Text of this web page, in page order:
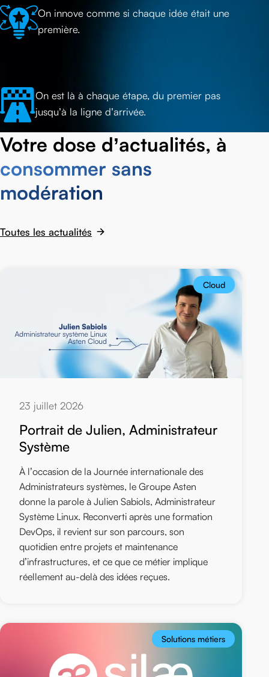
On innove comme si chaque idée était une
première.
On est là à chaque étape, du premier pas
jusqu’à la ligne d’arrivée.
Votre dose d’actualités, à
consommer sans
modération
Toutes les actualités
Cloud
23 juillet 2026
Portrait de Julien, Administrateur
Système
À l’occasion de la Journée internationale des
Administrateurs systèmes, le Groupe Asten
donne la parole à Julien Sabiols, Administrateur
Système Linux. Reconverti après une formation
DevOps, il revient sur son parcours, son
quotidien entre projets et maintenance
d’infrastructures, et ce que ce métier implique
réellement au-delà des idées reçues.
Solutions métiers